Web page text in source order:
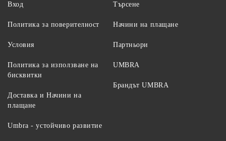
Вход Търсене
Политика за поверителност
Условия
Политика за използване на
бисквитки
Доставка и Начини на
плащане
Начини на плащане
Партньори
UMBRA
Брандът UMBRA
Umbra - устойчиво развитие